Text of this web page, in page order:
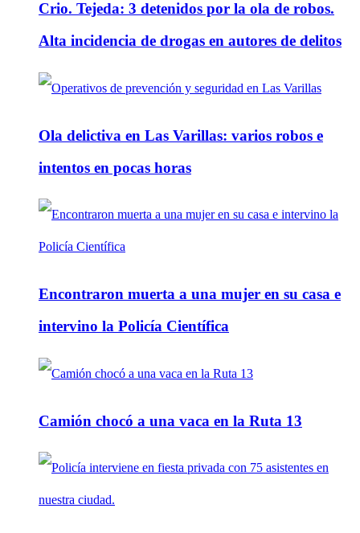
Crio. Tejeda: 3 detenidos por la ola de robos.
Alta incidencia de drogas en autores de delitos
Ola delictiva en Las Varillas: varios robos e
intentos en pocas horas
Encontraron muerta a una mujer en su casa e
intervino la Policía Científica
Camión chocó a una vaca en la Ruta 13